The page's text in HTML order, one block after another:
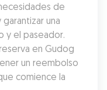
de
una
y el paseador.
en Gudog
un reembolso
comience la